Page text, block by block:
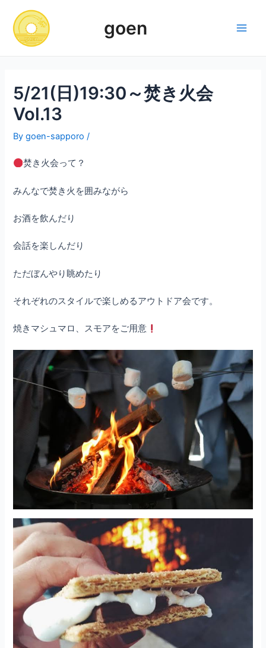
content
goen
5/21(日)19:30～焚き火会
Vol.13
Bygoen-sapporo/
焚き火会って？
みんなで焚き火を囲みながら
お酒を飲んだり
会話を楽しんだり
ただぼんやり眺めたり
それぞれのスタイルで楽しめるアウトドア会です。
焼きマシュマロ、スモアをご用意